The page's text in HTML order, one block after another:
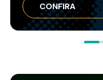
CONFIRA